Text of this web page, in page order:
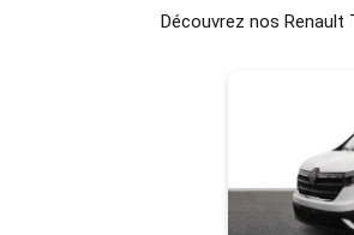
Découvrez nos Renault